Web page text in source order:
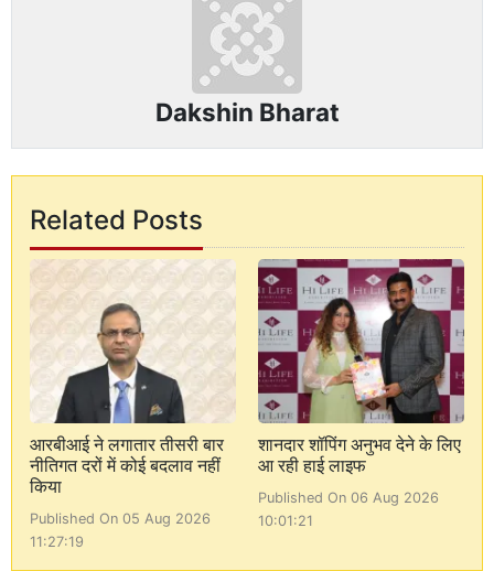
Dakshin Bharat
Related Posts
आरबीआई ने लगातार तीसरी बार
नीतिगत दरों में कोई बदलाव नहीं
किया
Published On 05 Aug 2026
11:27:19
शानदार शॉपिंग अनुभव देने के लिए
आ रही हाई लाइफ
Published On 06 Aug 2026
10:01:21